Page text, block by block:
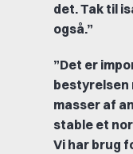
det. Tak til
også.”
”Det er
bestyrelsen
masser af
stable et
Vi har brug